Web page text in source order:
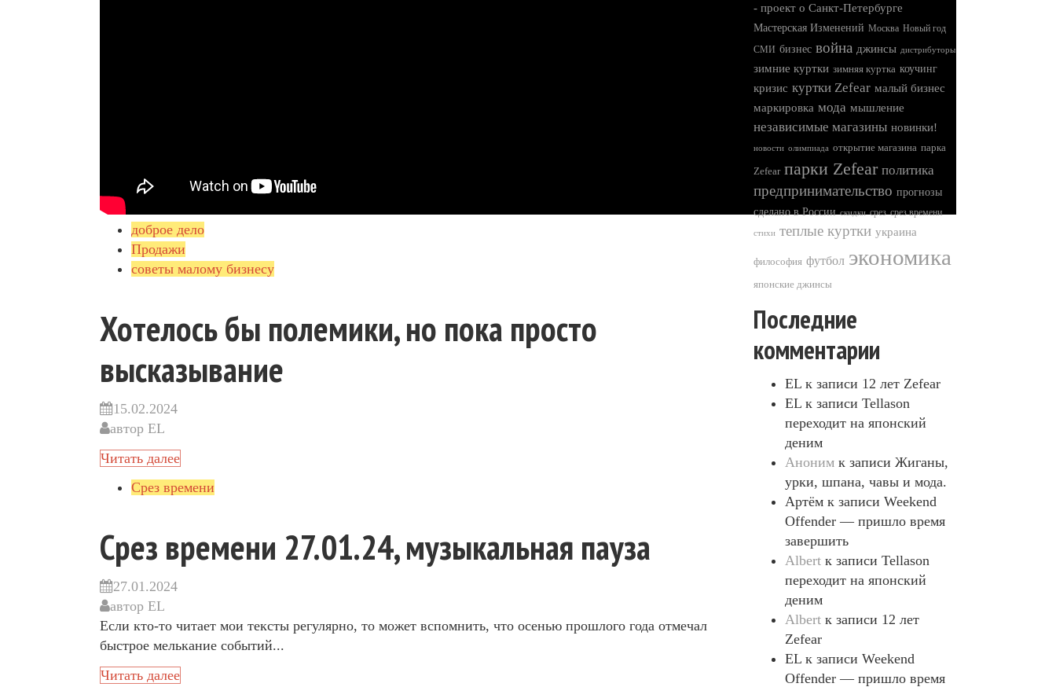
доброе дело
Продажи
советы малому бизнесу
Хотелось бы полемики, но пока просто
высказывание
15.02.2024
автор EL
Читать далее
Срез времени
Срез времени 27.01.24, музыкальная пауза
27.01.2024
автор EL
Если кто-то читает мои тексты регулярно, то может вспомнить, что осенью прошлого года отмечал
быстрое мелькание событий...
Читать далее
- проект о Санкт-Петербурге
Мастерская Изменений Москва Новый год
СМИ бизнес война джинсы дистрибуторы
зимние куртки зимняя куртка коучинг
кризис куртки Zefear малый бизнес
маркировка мода мышление
независимые магазины новинки!
новости олимпиада открытие магазина парка
Zefear парки Zefear политика
предпринимательство прогнозы
сделано в России скидки срез срез времени
стихи теплые куртки украина
философия футбол экономика
японские джинсы
Последние
комментарии
EL к записи 12 лет Zefear
EL к записиTellason
переходит на японский
деним
Аноним к записиЖиганы,
урки, шпана, чавы и мода.
Артём к записиWeekend
Offender — пришло время
завершить
Albert к записиTellason
переходит на японский
деним
Albert к записи 12 лет
Zefear
EL к записиWeekend
Offender — пришло время